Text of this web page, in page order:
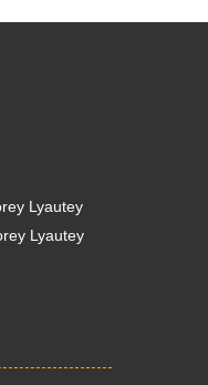
Lyautey
Lyautey